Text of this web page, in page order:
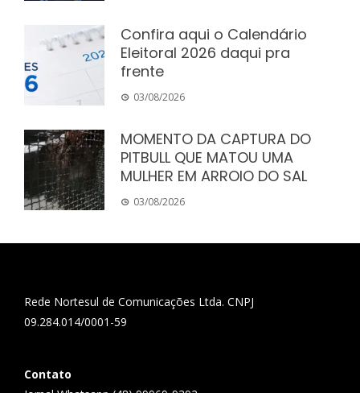
Confira aqui o Calendário
Eleitoral 2026 daqui pra
frente
03/08/2026
MOMENTO DA CAPTURA DO
PITBULL QUE MATOU UMA
MULHER EM ARROIO DO SAL
03/08/2026
Rede Nortesul de Comunicações Ltda. CNPJ
09.284.014/0001-59
Contato